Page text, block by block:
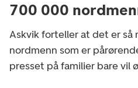
700 000
Askvik forteller at det er så
nordmenn som er
presset på familier bare vil